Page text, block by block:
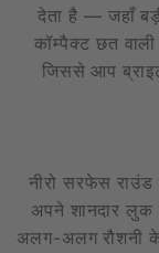
देता है — जहाँ
कॉम्पैक्ट छत
जिससे आप
नीरो सरफेस राउंड
अपने शानदार
अलग-अलग रौशनी